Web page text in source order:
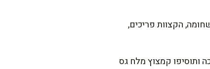
עוד 20-30 דק', עד שהקליפה שחומה, הקצוות פריכים,
ותוסיפו קמצוץ מלח גס